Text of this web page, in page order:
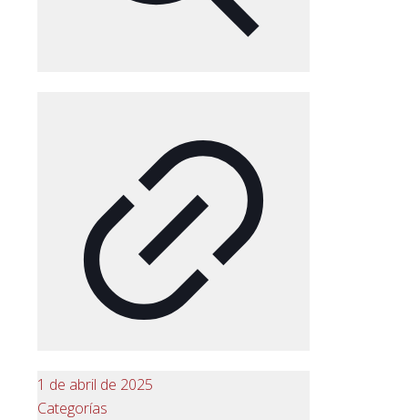
1 de abril de 2025
Categorías